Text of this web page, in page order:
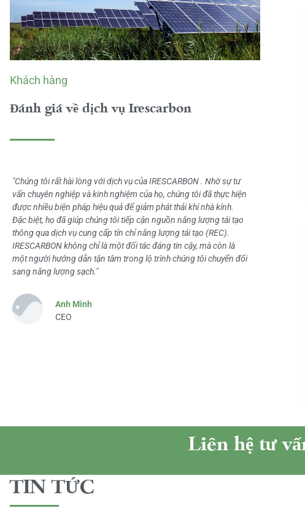
Khách hàng
Đánh giá về dịch vụ Irescarbon
"Chúng tôi rất hài lòng với dịch vụ của IRESCARBON . Nhờ sự tư
vấn chuyên nghiệp và kinh nghiệm của họ, chúng tôi đã thực hiện
được nhiều biện pháp hiệu quả để giảm phát thải khí nhà kính.
Đặc biệt, họ đã giúp chúng tôi tiếp cận nguồn năng lượng tái tạo
thông qua dịch vụ cung cấp tín chỉ năng lượng tái tạo (REC).
IRESCARBON không chỉ là một đối tác đáng tin cậy, mà còn là
một người hướng dẫn tận tâm trong lộ trình chúng tôi chuyển đổi
sang năng lượng sạch."
Anh Minh
CEO
Liên hệ tư
TIN TỨC